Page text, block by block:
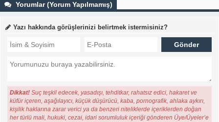
Yorumlar (Yorum Yapılmamış)
Yazı hakkında görüşlerinizi belirtmek istermisiniz?
Dikkat! Suç teşkil edecek, yasadışı, tehditkar, rahatsız edici, hakaret ve
küfür içeren, aşağılayıcı, küçük düşürücü, kaba, pornografik, ahlaka aykırı,
kişilik haklarına zarar verici ya da benzeri niteliklerde içeriklerden doğan
her türlü mali, hukuki, cezai, idari sorumluluk içeriği gönderen Üye/Üyeler’e